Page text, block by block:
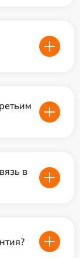
в